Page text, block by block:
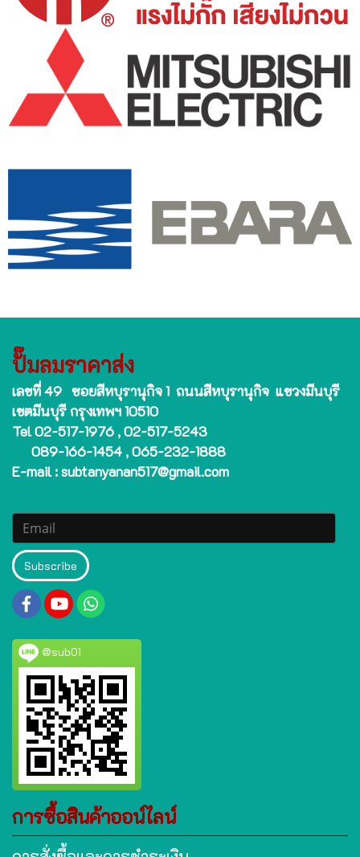
ปั๊มลมราคาส่ง
เลขที่ 49 ซอยสีหบุรานุกิจ 1 ถนนสีหบุรานุกิจ แขวงมีนบุรี
เขตมีนบุรี กรุงเทพฯ 10510
Tel 02-517-1976 , 02-517-5243
089-166-1454 , 065-232-1888
E-mail : subtanyanan517@gmail.com
Subscribe
@sub01
การซื้อสินค้าออน์ไลน์